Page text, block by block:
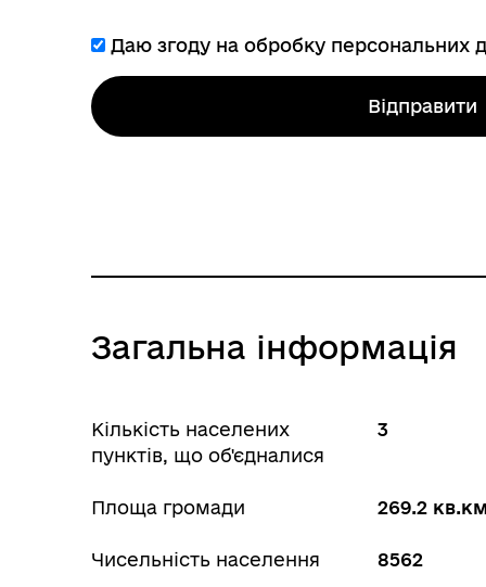
Даю згоду на обробку персональних
Відправити
Загальна інформація
Кількість населених
пунктів, що об'єдналися
3
Площа громади 269.2 кв.км
Чисельність населення 8562